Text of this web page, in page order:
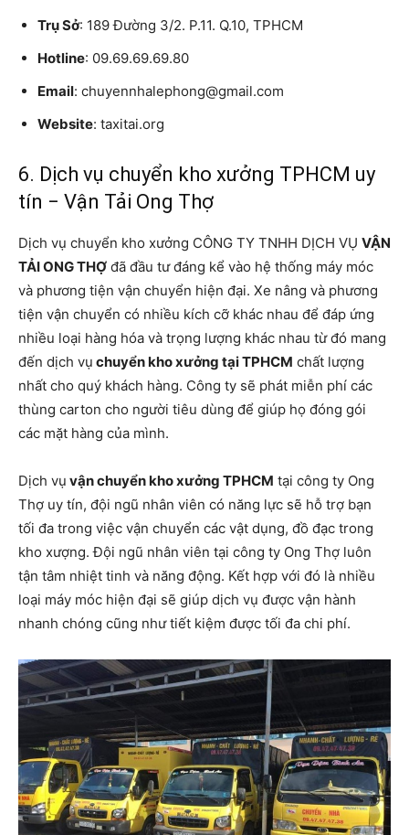
Trụ Sở: 189 Đường 3/2. P.11. Q.10, TPHCM
Hotline: 09.69.69.69.80
Email: chuyennhalephong@gmail.com
Website: taxitai.org
6. Dịch vụ chuyển kho xưởng TPHCM uy
tín − Vận Tải Ong Thợ
Dịch vụ chuyển kho xưởng CÔNG TY TNHH DỊCH VỤ VẬN
TẢI ONG THỢ đã đầu tư đáng kể vào hệ thống máy móc
và phương tiện vận chuyển hiện đại. Xe nâng và phương
tiện vận chuyển có nhiều kích cỡ khác nhau để đáp ứng
nhiều loại hàng hóa và trọng lượng khác nhau từ đó mang
đến dịch vụ chuyển kho xưởng tại TPHCM chất lượng
nhất cho quý khách hàng. Công ty sẽ phát miễn phí các
thùng carton cho người tiêu dùng để giúp họ đóng gói
các mặt hàng của mình.
Dịch vụ vận chuyển kho xưởng TPHCM tại công ty Ong
Thợ uy tín, đội ngũ nhân viên có năng lực sẽ hỗ trợ bạn
tối đa trong việc vận chuyển các vật dụng, đồ đạc trong
kho xượng. Đội ngũ nhân viên tại công ty Ong Thợ luôn
tận tâm nhiệt tinh và năng động. Kết hợp với đó là nhiều
loại máy móc hiện đại sẽ giúp dịch vụ được vận hành
nhanh chóng cũng như tiết kiệm được tối đa chi phí.